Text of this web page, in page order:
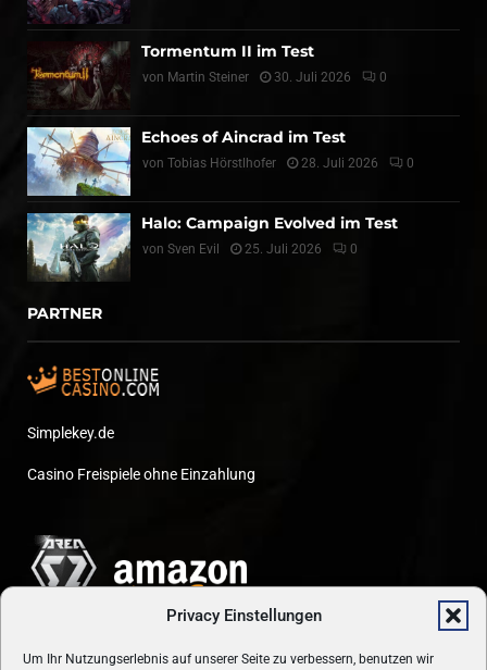
Privacy Einstellungen
Um Ihr Nutzungserlebnis auf unserer Seite zu verbessern, benutzen wir
Tormentum II im Test
von Martin Steiner 30. Juli 2026 0
Echoes of Aincrad im Test
von Tobias Hörstlhofer 28. Juli 2026 0
Halo: Campaign Evolved im Test
von Sven Evil 25. Juli 2026 0
PARTNER
Simplekey.de
Casino Freispiele ohne Einzahlung